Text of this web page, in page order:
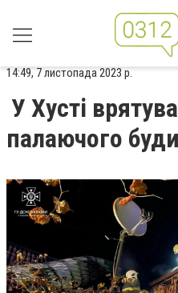
14:49, 7 листопада 2023 р.
У Хусті
палаючого